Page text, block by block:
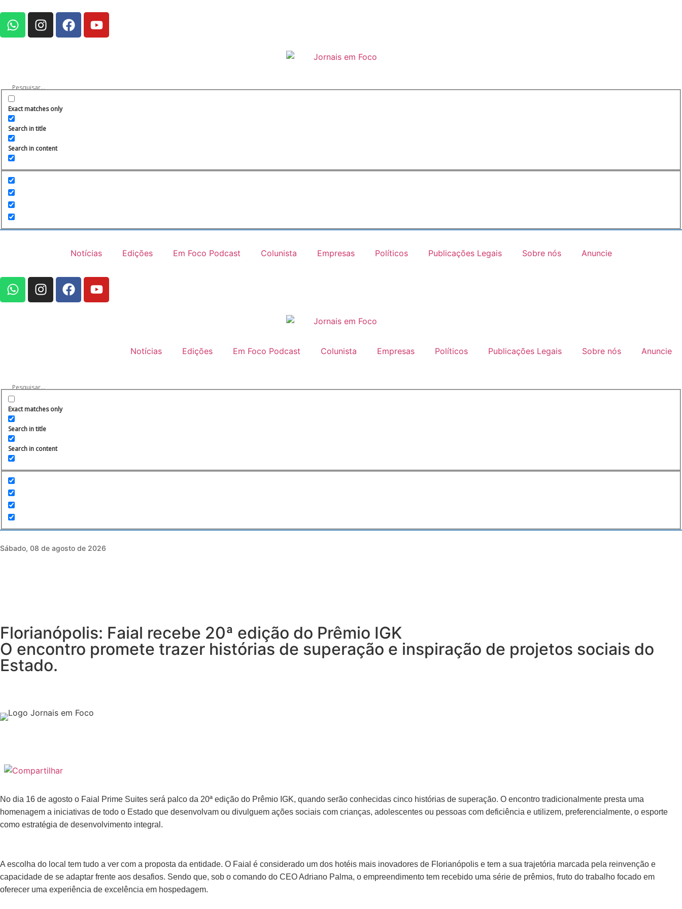
Exact matches only
Search in title
Search in content
Notícias Edições Em Foco Podcast Colunista Empresas Políticos Publicações Legais Sobre nós Anuncie
Notícias Edições Em Foco Podcast Colunista Empresas Políticos Publicações Legais Sobre nós Anuncie
Exact matches only
Search in title
Search in content
Sábado, 08 de agosto de 2026
Florianópolis: Faial recebe 20ª edição do Prêmio IGK
O encontro promete trazer histórias de superação e inspiração de projetos sociais do
Estado.
No dia 16 de agosto o Faial Prime Suites será palco da 20ª edição do Prêmio IGK, quando serão conhecidas cinco histórias de superação. O encontro tradicionalmente presta uma
homenagem a iniciativas de todo o Estado que desenvolvam ou divulguem ações sociais com crianças, adolescentes ou pessoas com deficiência e utilizem, preferencialmente, o esporte
como estratégia de desenvolvimento integral.
A escolha do local tem tudo a ver com a proposta da entidade. O Faial é considerado um dos hotéis mais inovadores de Florianópolis e tem a sua trajetória marcada pela reinvenção e
capacidade de se adaptar frente aos desafios. Sendo que, sob o comando do CEO Adriano Palma, o empreendimento tem recebido uma série de prêmios, fruto do trabalho focado em
oferecer uma experiência de excelência em hospedagem.